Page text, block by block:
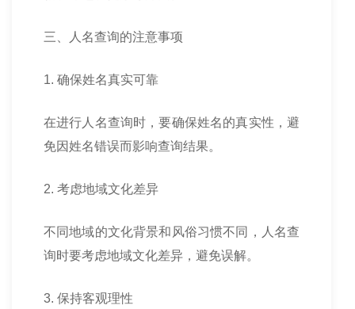
三、人名查询的注意事项
1. 确保姓名真实可靠
在进行人名查询时，要确保姓名的真实性，避
免因姓名错误而影响查询结果。
2. 考虑地域文化差异
不同地域的文化背景和风俗习惯不同，人名查
询时要考虑地域文化差异，避免误解。
3. 保持客观理性